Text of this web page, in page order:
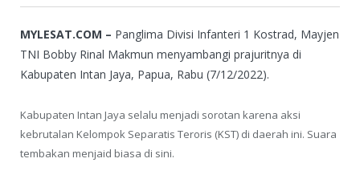
MYLESAT.COM – Panglima Divisi Infanteri 1 Kostrad, Mayjen
TNI Bobby Rinal Makmun menyambangi prajuritnya di
Kabupaten Intan Jaya, Papua, Rabu (7/12/2022).
Kabupaten Intan Jaya selalu menjadi sorotan karena aksi
kebrutalan Kelompok Separatis Teroris (KST) di daerah ini. Suara
tembakan menjaid biasa di sini.